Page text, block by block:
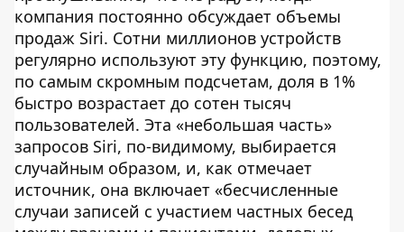
компания постоянно обсуждает объемы
продаж Siri. Сотни миллионов устройств
регулярно используют эту функцию, поэтому,
по самым скромным подсчетам, доля в 1%
быстро возрастает до сотен тысяч
пользователей. Эта «небольшая часть»
запросов Siri, по-видимому, выбирается
случайным образом, и, как отмечает
источник, она включает «бесчисленные
случаи записей с участием частных бесед